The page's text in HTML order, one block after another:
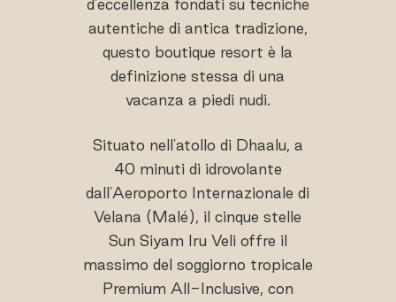
d'eccellenza fondati su tecniche
autentiche di antica tradizione,
questo boutique resort è la
definizione stessa di una
vacanza a piedi nudi.
Situato nell'atollo di Dhaalu, a
40 minuti di idrovolante
dall'Aeroporto Internazionale di
Velana (Malé), il cinque stelle
Sun Siyam Iru Veli offre il
massimo del soggiorno tropicale
Premium All-Inclusive, con